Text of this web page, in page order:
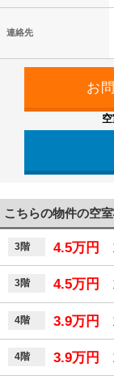
連絡先
こちらの物件の空
3階 4.5万円
3階 4.5万円
4階 3.9万円
4階 3.9万円